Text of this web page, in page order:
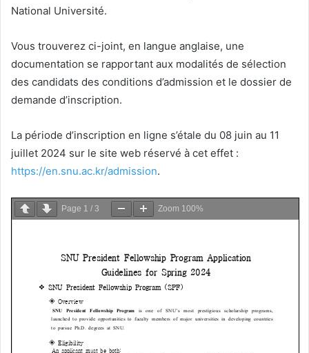
National Université.
Vous trouverez ci-joint, en langue anglaise, une
documentation se rapportant aux modalités de sélection
des candidats des conditions d’admission et le dossier de
demande d’inscription.
La période d’inscription en ligne s’étale du 08 juin au 11
juillet 2024 sur le site web réservé à cet effet :
https://en.snu.ac.kr/admission.
Page 1 / 3 Zoom 100%